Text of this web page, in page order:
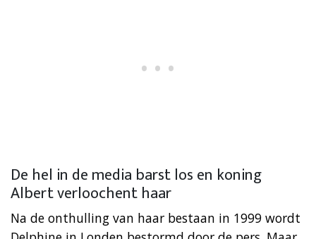
De hel in de media barst los en koning
Albert verloochent haar
Na de onthulling van haar bestaan in 1999 wordt